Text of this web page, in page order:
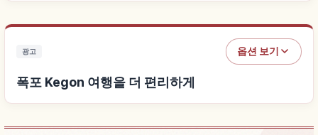
광고 옵션 보기
폭포 Kegon 여행을 더 편리하게